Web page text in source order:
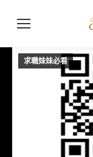
求職妹妹必看